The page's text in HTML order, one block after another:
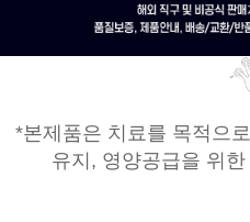
*본제품은 치료를 목적으
유지, 영양공급을 위